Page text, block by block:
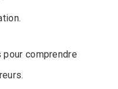
comprendre